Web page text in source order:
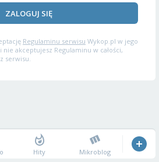
ZALOGUJ SIĘ
Regulaminu serwisu Wykop.pl w jego
akceptujesz Regulaminu w całości,
serwisu.
Hity Mikroblog